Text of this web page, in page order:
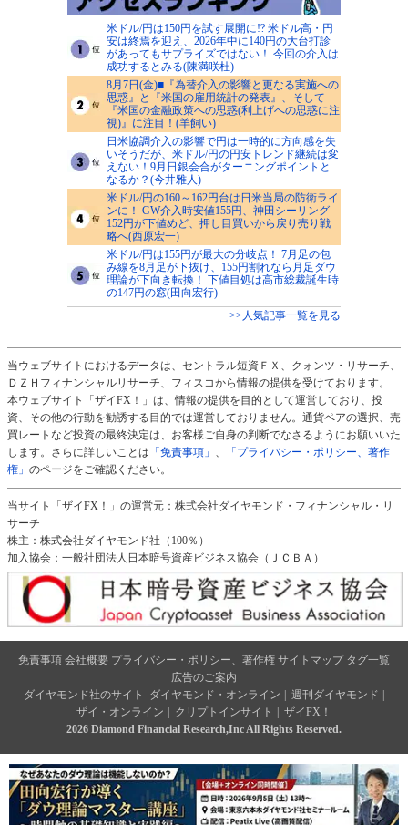
米ドル/円は150円を試す展開に!? 米ドル高・円
安は終焉を迎え、2026年中に140円の大台打診
があってもサプライズではない！ 今回の介入は
成功するとみる(陳満咲杜)
8月7日(金)■『為替介入の影響と更なる実施への
思惑』と『米国の雇用統計の発表』、そして
『米国の金融政策への思惑(利上げへの思惑に注
視)』に注目！(羊飼い)
日米協調介入の影響で円は一時的に方向感を失
いそうだが、米ドル/円の円安トレンド継続は変
えない！9月日銀会合がターニングポイントと
なるか？(今井雅人)
米ドル/円の160～162円台は日米当局の防衛ライ
ンに！ GW介入時安値155円、神田シーリング
152円が下値めど、押し目買いから戻り売り戦
略へ(西原宏一)
米ドル/円は155円が最大の分岐点！ 7月足の包
み線を8月足が下抜け、155円割れなら月足ダウ
理論が下向き転換！ 下値目処は高市総裁誕生時
の147円の窓(田向宏行)
>>人気記事一覧を見る
当ウェブサイトにおけるデータは、セントラル短資ＦＸ、クォンツ・リサーチ、
ＤＺＨフィナンシャルリサーチ、フィスコから情報の提供を受けております。
本ウェブサイト「ザイFX！」は、情報の提供を目的として運営しており、投
資、その他の行動を勧誘する目的では運営しておりません。通貨ペアの選択、売
買レートなど投資の最終決定は、お客様ご自身の判断でなさるようにお願いいた
します。さらに詳しいことは 「免責事項」
「プライバシー・ポリシー、著作
権」 のページをご確認ください。
当サイト「ザイFX！」の運営元：株式会社ダイヤモンド・フィナンシャル・リ
サーチ
株主：株式会社ダイヤモンド社（100％）
加入協会：一般社団法人日本暗号資産ビジネス協会（ＪＣＢＡ）
免責事項 会社概要 プライバシー・ポリシー、著作権 サイトマップ タグ一覧
広告のご案内
ダイヤモンド社のサイト
ダイヤモンド・オンライン 週刊ダイヤモンド
ザイ・オンライン
クリプトインサイト
ザイFX！
2026 Diamond Financial Research,Inc All Rights Reserved.